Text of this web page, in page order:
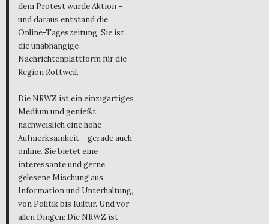
dem Protest wurde Aktion –
und daraus entstand die
Online-Tageszeitung. Sie ist
die unabhängige
Nachrichtenplattform für die
Region Rottweil.
Die NRWZ ist ein einzigartiges
Medium und genießt
nachweislich eine hohe
Aufmerksamkeit – gerade auch
online. Sie bietet eine
interessante und gerne
gelesene Mischung aus
Information und Unterhaltung,
von Politik bis Kultur. Und vor
allen Dingen: Die NRWZ ist